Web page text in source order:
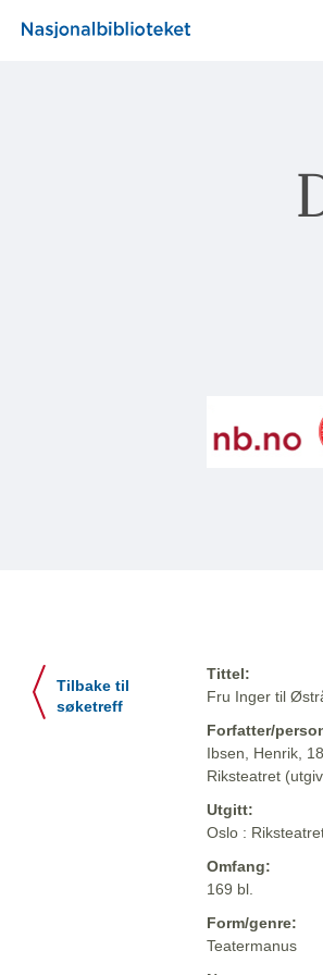
Tilbake til
søketreff
Tittel:
Fru Inger til
Forfatter/
Ibsen, Henrik,
Riksteatret
Utgitt:
Oslo :
Omfang:
169 bl.
Form/genre:
Teatermanus